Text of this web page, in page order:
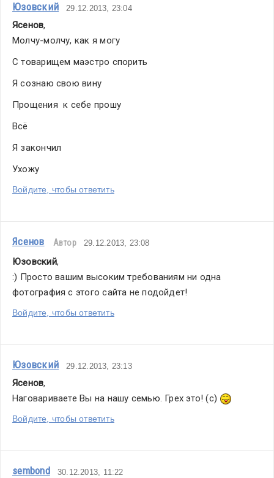
Юзовский 29.12.2013, 23:04
Ясенов,
Молчу-молчу, как я могу
С товарищем маэстро спорить
Я сознаю свою вину
Прощения  к себе прошу
Всё
Я закончил
Ухожу
Войдите, чтобы ответить
Ясенов Автор 29.12.2013, 23:08
Юзовский,
:) Просто вашим высоким требованиям ни одна
фотография с этого сайта не подойдет!
Войдите, чтобы ответить
Юзовский 29.12.2013, 23:13
Ясенов,
Наговариваете Вы на нашу семью. Грех это! (с)
Войдите, чтобы ответить
sembond 30.12.2013, 11:22